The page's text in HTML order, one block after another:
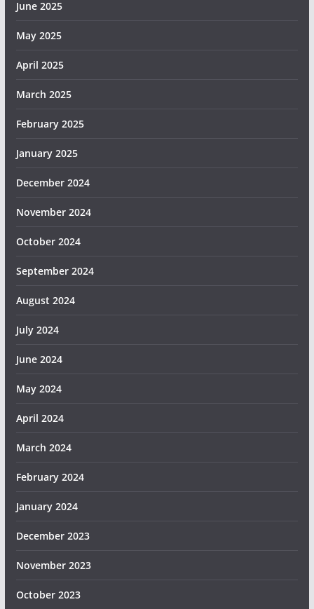
June 2025
May 2025
April 2025
March 2025
February 2025
January 2025
December 2024
November 2024
October 2024
September 2024
August 2024
July 2024
June 2024
May 2024
April 2024
March 2024
February 2024
January 2024
December 2023
November 2023
October 2023